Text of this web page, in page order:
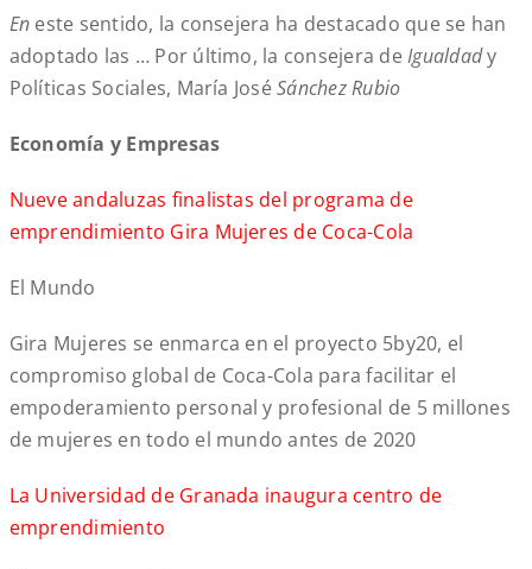
En este sentido, la consejera ha destacado que se han
adoptado las … Por último, la consejera deIgualdady
Políticas Sociales, María JoséSánchez Rubio
Economía y Empresas
Nueve andaluzas finalistas del programa de
emprendimiento Gira Mujeres de Coca-Cola
El Mundo
Gira Mujeres se enmarca en el proyecto 5by20, el
compromiso global de Coca-Cola para facilitar el
empoderamiento personal y profesional de 5 millones
de mujeres en todo el mundo antes de 2020
La Universidad de Granada inaugura centro de
emprendimiento